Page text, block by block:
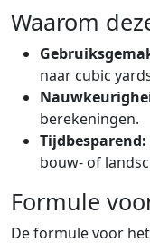
Waarom
naar cubic
berekeningen.
Tijdbesparend:
bouw- of
Formule
De formule voor